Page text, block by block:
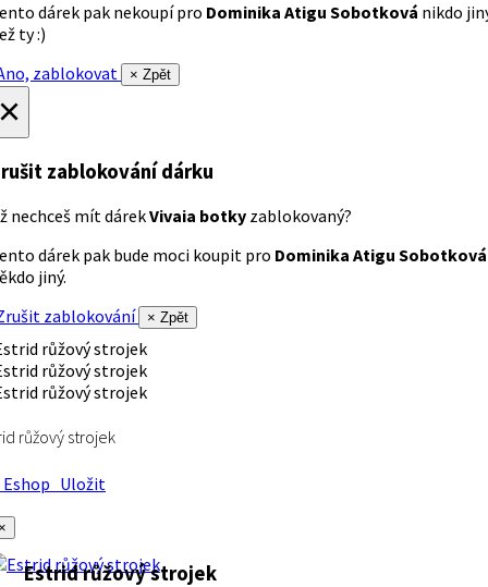
dárek pak nekoupí pro Dominika Atigu Sobotková nikdo
ty :)
zablokovat
× Zpět
zablokování dárku
nechceš mít dárekVivaia botky zablokovaný?
dárek pak bude moci koupit pro Dominika Atigu Sobotková
jiný.
zablokování
× Zpět
růžový strojek
Uložit
Estrid růžový strojek